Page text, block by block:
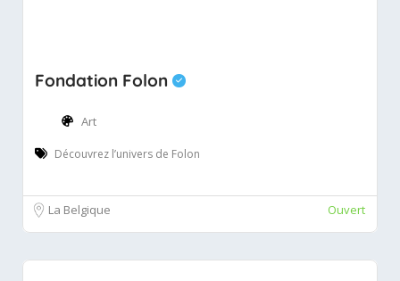
Fondation Folon
Art
Découvrez l’univers de Folon
La Belgique Ouvert